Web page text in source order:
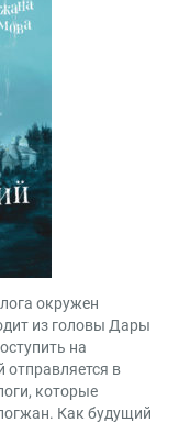
окружен
из головы Дары
на
отправляется в
которые
Как будущий